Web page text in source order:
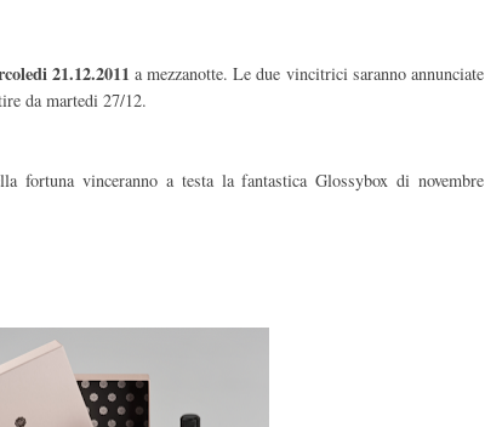
21.12.2011 a mezzanotte. Le due vincitrici saranno annunciate
da martedi 27/12.
fortuna vinceranno a testa la fantastica Glossybox di novembre